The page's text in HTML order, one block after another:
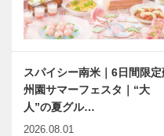
スパイシー南米｜6日間限定
州園サマーフェスタ｜“大
人”の夏グル…
2026.08.01